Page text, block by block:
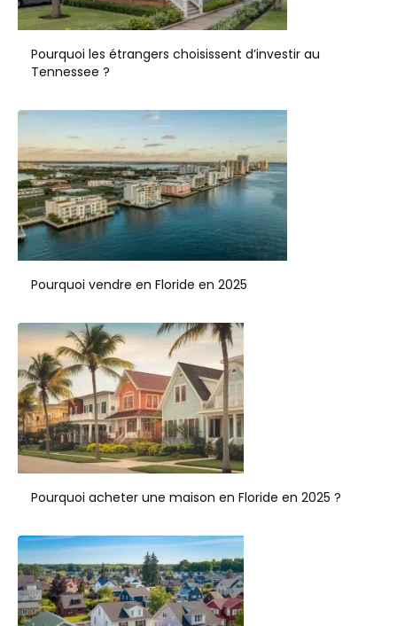
Pourquoi les étrangers choisissent d’investir au
Tennessee ?
Pourquoi vendre en Floride en 2025
Pourquoi acheter une maison en Floride en 2025 ?